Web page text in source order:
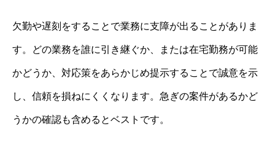
欠勤や遅刻をすることで業務に支障が出ることがありま
す。どの業務を誰に引き継ぐか、または在宅勤務が可能
かどうか、対応策をあらかじめ提示することで誠意を示
し、信頼を損ねにくくなります。急ぎの案件があるかど
うかの確認も含めるとベストです。